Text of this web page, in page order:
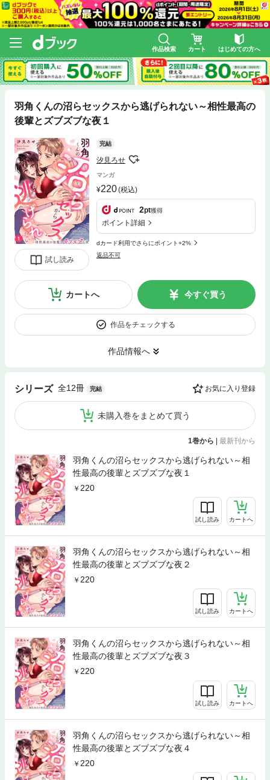
作品検索 カート はじめての方へ
羽角くんの沼らセックスから逃げられない～相性最高の
後輩とズブズブな夜１
試し読み
完結
汐見ろせ
マンガ
220(税込)
2pt獲得
ポイント詳細
dカード利用でさらにポイント+2%
返品不可
カートへ 今すぐ買う
作品をチェックする
作品情報へ
シリーズ 全12冊 完結 お気に入り登録
未購入巻をまとめて買う
1巻から | 最新刊から
羽角くんの沼らセックスから逃げられない～相
性最高の後輩とズブズブな夜１
220
試し読み カートへ
羽角くんの沼らセックスから逃げられない～相
性最高の後輩とズブズブな夜２
220
試し読み カートへ
羽角くんの沼らセックスから逃げられない～相
性最高の後輩とズブズブな夜３
220
試し読み カートへ
羽角くんの沼らセックスから逃げられない～相
性最高の後輩とズブズブな夜４
220